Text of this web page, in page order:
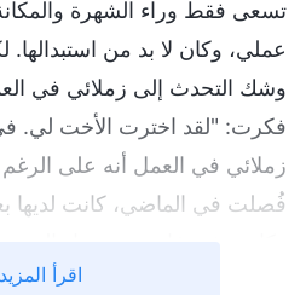
تسعى فقط وراء الشهرة
عملي، وكان لا بد من
وشك التحدث إلى زملائي في
فكرت: "لقد اخترت الأخت لي.
زملائي في العمل أنه على
فُصلت في الماضي، كانت لديها
في العمل على اختيار الأخت لي.
اقرأ المزيد